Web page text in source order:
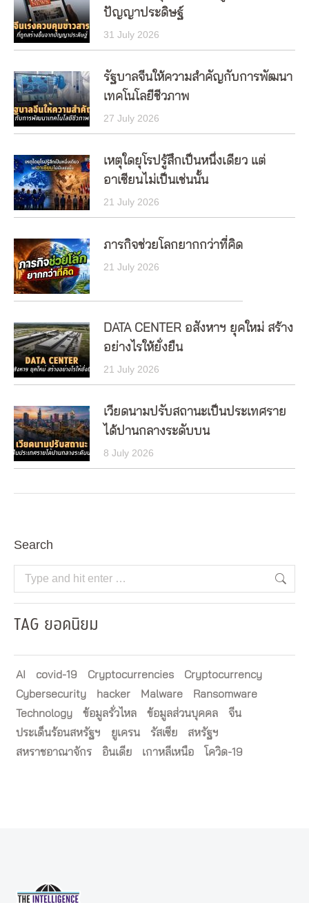
ปัญญาประดิษฐ์
31 July 2026
รัฐบาลจีนให้ความสำคัญกับการพัฒนา
เทคโนโลยีชีวภาพ
27 July 2026
เหตุใดยุโรปรู้สึกเป็นหนึ่งเดียว แต่
อาเซียนไม่เป็นเช่นนั้น
21 July 2026
ภารกิจช่วยโลกยากกว่าที่คิด
21 July 2026
DATA CENTER อสังหาฯ ยุคใหม่ สร้าง
อย่างไรให้ยั่งยืน
21 July 2026
เวียดนามปรับสถานะเป็นประเทศราย
ได้ปานกลางระดับบน
8 July 2026
Search
Search:
TAG ยอดนิยม
AI covid-19 Cryptocurrencies
Cryptocurrency
Cybersecurity
hacker Malware
Ransomware
Technology
ข้อมูลรั่วไหล ข้อมูลส่วนบุคคล
จีน
ประเด็นร้อนสหรัฐฯ
ยูเครน รัสเซีย
สหรัฐฯ
สหราชอาณาจักร
อินเดีย เกาหลีเหนือ โควิด-19